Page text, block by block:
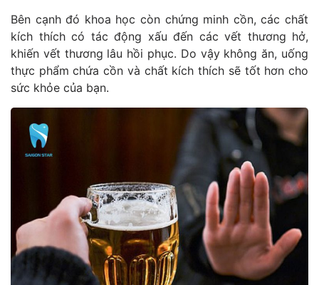
Bên cạnh đó khoa học còn chứng minh cồn, các chất
kích thích có tác động xấu đến các vết thương hở,
khiến vết thương lâu hồi phục. Do vậy không ăn, uống
thực phẩm chứa cồn và chất kích thích sẽ tốt hơn cho
sức khỏe của bạn.